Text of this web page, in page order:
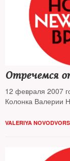
Отречемся
12 февраля 2007
Колонка Валерии
VALERIYA